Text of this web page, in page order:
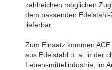
zahlreichen möglichen
dem passenden
lieferbar.
Zum Einsatz kommen
aus Edelstahl u. a. in der
Lebensmittelindustrie, im